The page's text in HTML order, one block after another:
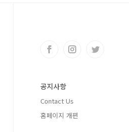
공지사항
Contact Us
홈페이지 개편